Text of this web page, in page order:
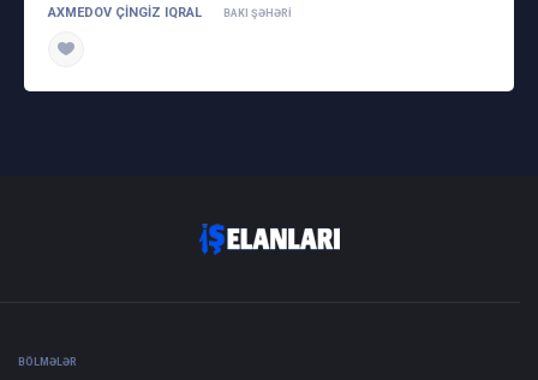
AXMEDOV ÇINGIZ IQRAL BAKI ŞƏHƏRI
BÖLMƏLƏR